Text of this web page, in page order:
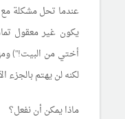
عندما تحل مشكلة مع
يكون غير معقول
أختي من البيت!")
لكنه لن يهتم بالجزء
ماذا يمكن أن نفعل؟